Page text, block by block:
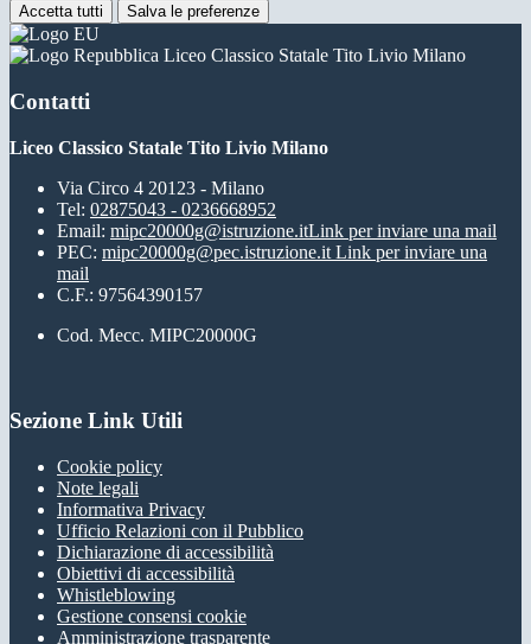
Accetta tutti Salva le preferenze
Liceo Classico Statale Tito Livio Milano
Contatti
Liceo Classico Statale Tito Livio Milano
Via Circo 4 20123 - Milano
Tel: 02875043 - 0236668952
Email: mipc20000g@istruzione.itLink per inviare una mail
PEC: mipc20000g@pec.istruzione.it Link per inviare una
mail
C.F.: 97564390157
Cod. Mecc. MIPC20000G
Sezione Link Utili
Cookie policy
Note legali
Informativa Privacy
Ufficio Relazioni con il Pubblico
Dichiarazione di accessibilità
Obiettivi di accessibilità
Whistleblowing
Gestione consensi cookie
Amministrazione trasparente